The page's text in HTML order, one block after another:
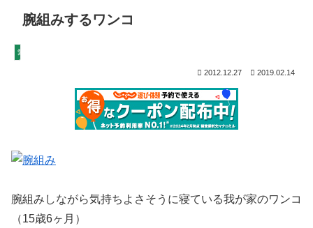
腕組みするワンコ
愛犬
2012.12.27 2019.02.14
腕組みしながら気持ちよさそうに寝ている我が家のワンコ
（15歳6ヶ月）